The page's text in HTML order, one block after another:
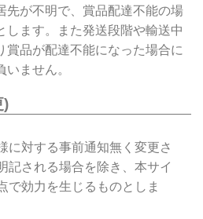
先が不明で、賞品配達不能の場
します。また発送段階や輸送中
賞品が配達不能になった場合に
ません。
)
に対する事前通知無く変更さ
記される場合を除き、本サイ
で効力を生じるものとしま